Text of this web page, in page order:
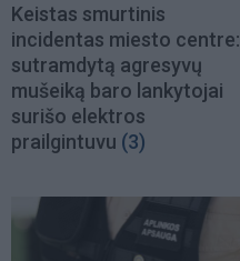
Keistas smurtinis
incidentas miesto centre:
sutramdytą agresyvų
mušeiką baro lankytojai
surišo elektros
prailgintuvu (3)